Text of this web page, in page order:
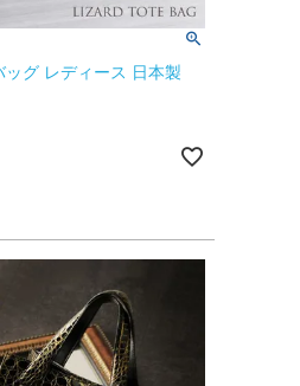
ッグ レディース 日本製